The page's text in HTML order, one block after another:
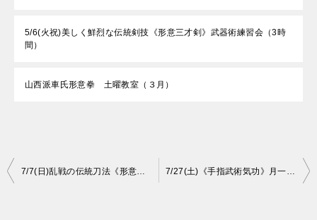
5/6(火祝)美しく鮮烈な伝統剣技《形意三才剣》武器術練習会（3時
間）
山西派車氏形意拳 土曜教室（３月）
投
7/7(日)乱戦の伝統刀法《形意五行刀》武器術練習会 7/27(土)《手指武術気功》月一練習会